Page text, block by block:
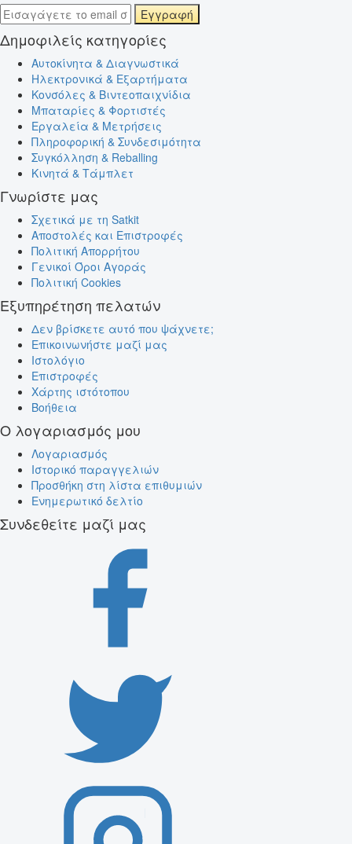
Εγγραφή
Δημοφιλείς κατηγορίες
Αυτοκίνητα & Διαγνωστικά
Ηλεκτρονικά & Εξαρτήματα
Κονσόλες & Βιντεοπαιχνίδια
Μπαταρίες & Φορτιστές
Εργαλεία & Μετρήσεις
Πληροφορική & Συνδεσιμότητα
Συγκόλληση & Reballing
Κινητά & Τάμπλετ
Γνωρίστε μας
Σχετικά με τη Satkit
Αποστολές και Επιστροφές
Πολιτική Απορρήτου
Γενικοί Όροι Αγοράς
Πολιτική Cookies
Εξυπηρέτηση πελατών
Δεν βρίσκετε αυτό που ψάχνετε;
Επικοινωνήστε μαζί μας
Ιστολόγιο
Επιστροφές
Χάρτης ιστότοπου
Βοήθεια
Ο λογαριασμός μου
Λογαριασμός
Ιστορικό παραγγελιών
Προσθήκη στη λίστα επιθυμιών
Ενημερωτικό δελτίο
Συνδεθείτε μαζί μας